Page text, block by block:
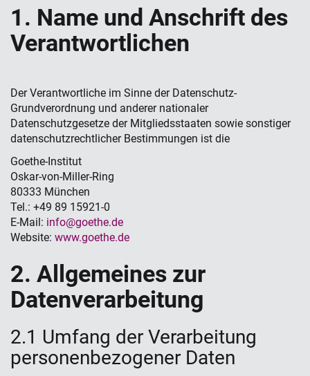
1. Name und Anschrift des
Verantwortlichen
Der Verantwortliche im Sinne der Datenschutz-
Grundverordnung und anderer nationaler
Datenschutzgesetze der Mitgliedsstaaten sowie sonstiger
datenschutzrechtlicher Bestimmungen ist die
Goethe-Institut
Oskar-von-Miller-Ring
80333 München
Tel.: +49 89 15921-0
E-Mail: info@goethe.de
Website: www.goethe.de
2. Allgemeines zur
Datenverarbeitung
2.1 Umfang der Verarbeitung
personenbezogener Daten